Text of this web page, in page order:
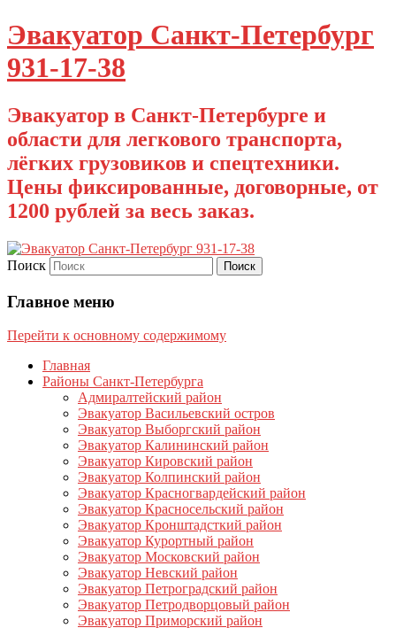
Эвакуатор Санкт-Петербург
931-17-38
Эвакуатор в Санкт-Петербурге и
области для легкового транспорта,
лёгких грузовиков и спецтехники.
Цены фиксированные, договорные, от
1200 рублей за весь заказ.
Поиск
Главное меню
Перейти к основному содержимому
Главная
Районы Санкт-Петербурга
Адмиралтейский район
Эвакуатор Васильевский остров
Эвакуатор Выборгский район
Эвакуатор Калининский район
Эвакуатор Кировский район
Эвакуатор Колпинский район
Эвакуатор Красногвардейский район
Эвакуатор Красносельский район
Эвакуатор Кронштадсткий район
Эвакуатор Курортный район
Эвакуатор Московский район
Эвакуатор Невский район
Эвакуатор Петроградский район
Эвакуатор Петродворцовый район
Эвакуатор Приморский район